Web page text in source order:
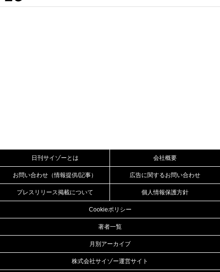
日刊サイゾーとは 会社概要
お問い合わせ（情報提供/記事） 広告に関するお問い合わせ
プレスリリース掲載について 個人情報保護方針
Cookieポリシー
著者一覧
月別アーカイブ
株式会社サイゾー運営サイト